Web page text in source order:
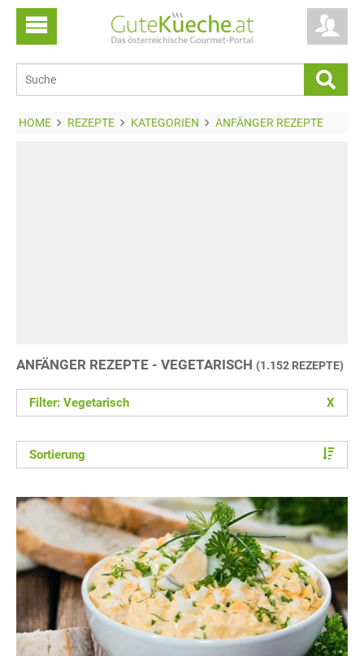
HOME REZEPTE KATEGORIEN ANFÄNGER REZEPTE
ANFÄNGER REZEPTE - VEGETARISCH (1.152 REZEPTE)
Filter: Vegetarisch X
Sortierung